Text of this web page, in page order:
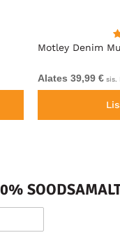
Motley Denim
Alates 39,99 € sis.